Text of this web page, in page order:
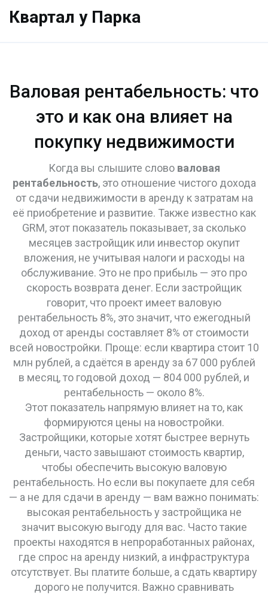
Квартал у Парка
Валовая рентабельность: что
это и как она влияет на
покупку недвижимости
Когда вы слышите слово валовая
рентабельность, это отношение чистого дохода
от сдачи недвижимости в аренду к затратам на
её приобретение и развитие. Также известно как
GRM, этот показатель показывает, за сколько
месяцев застройщик или инвестор окупит
вложения, не учитывая налоги и расходы на
обслуживание. Это не про прибыль — это про
скорость возврата денег. Если застройщик
говорит, что проект имеет валовую
рентабельность 8%, это значит, что ежегодный
доход от аренды составляет 8% от стоимости
всей новостройки. Проще: если квартира стоит 10
млн рублей, а сдаётся в аренду за 67 000 рублей
в месяц, то годовой доход — 804 000 рублей, и
рентабельность — около 8%.
Этот показатель напрямую влияет на то, как
формируются цены на новостройки.
Застройщики, которые хотят быстрее вернуть
деньги, часто завышают стоимость квартир,
чтобы обеспечить высокую валовую
рентабельность. Но если вы покупаете для себя
— а не для сдачи в аренду — вам важно понимать:
высокая рентабельность у застройщика не
значит высокую выгоду для вас. Часто такие
проекты находятся в непроработанных районах,
где спрос на аренду низкий, а инфраструктура
отсутствует. Вы платите больше, а сдать квартиру
дорого не получится. Важно сравнивать